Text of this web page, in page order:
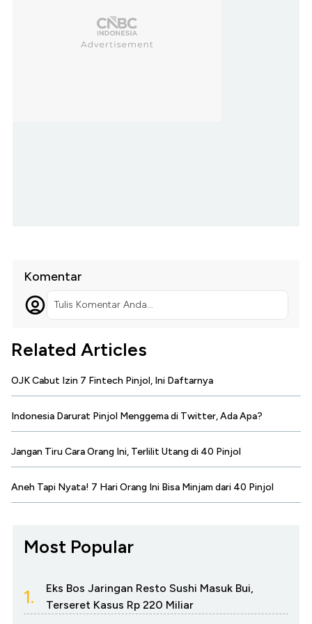
Komentar
Tulis Komentar Anda...
Related Articles
OJK Cabut Izin 7 Fintech Pinjol, Ini Daftarnya
Indonesia Darurat Pinjol Menggema di Twitter, Ada Apa?
Jangan Tiru Cara Orang Ini, Terlilit Utang di 40 Pinjol
Aneh Tapi Nyata! 7 Hari Orang Ini Bisa Minjam dari 40 Pinjol
Most Popular
1.
Eks Bos Jaringan Resto Sushi Masuk Bui,
Terseret Kasus Rp 220 Miliar